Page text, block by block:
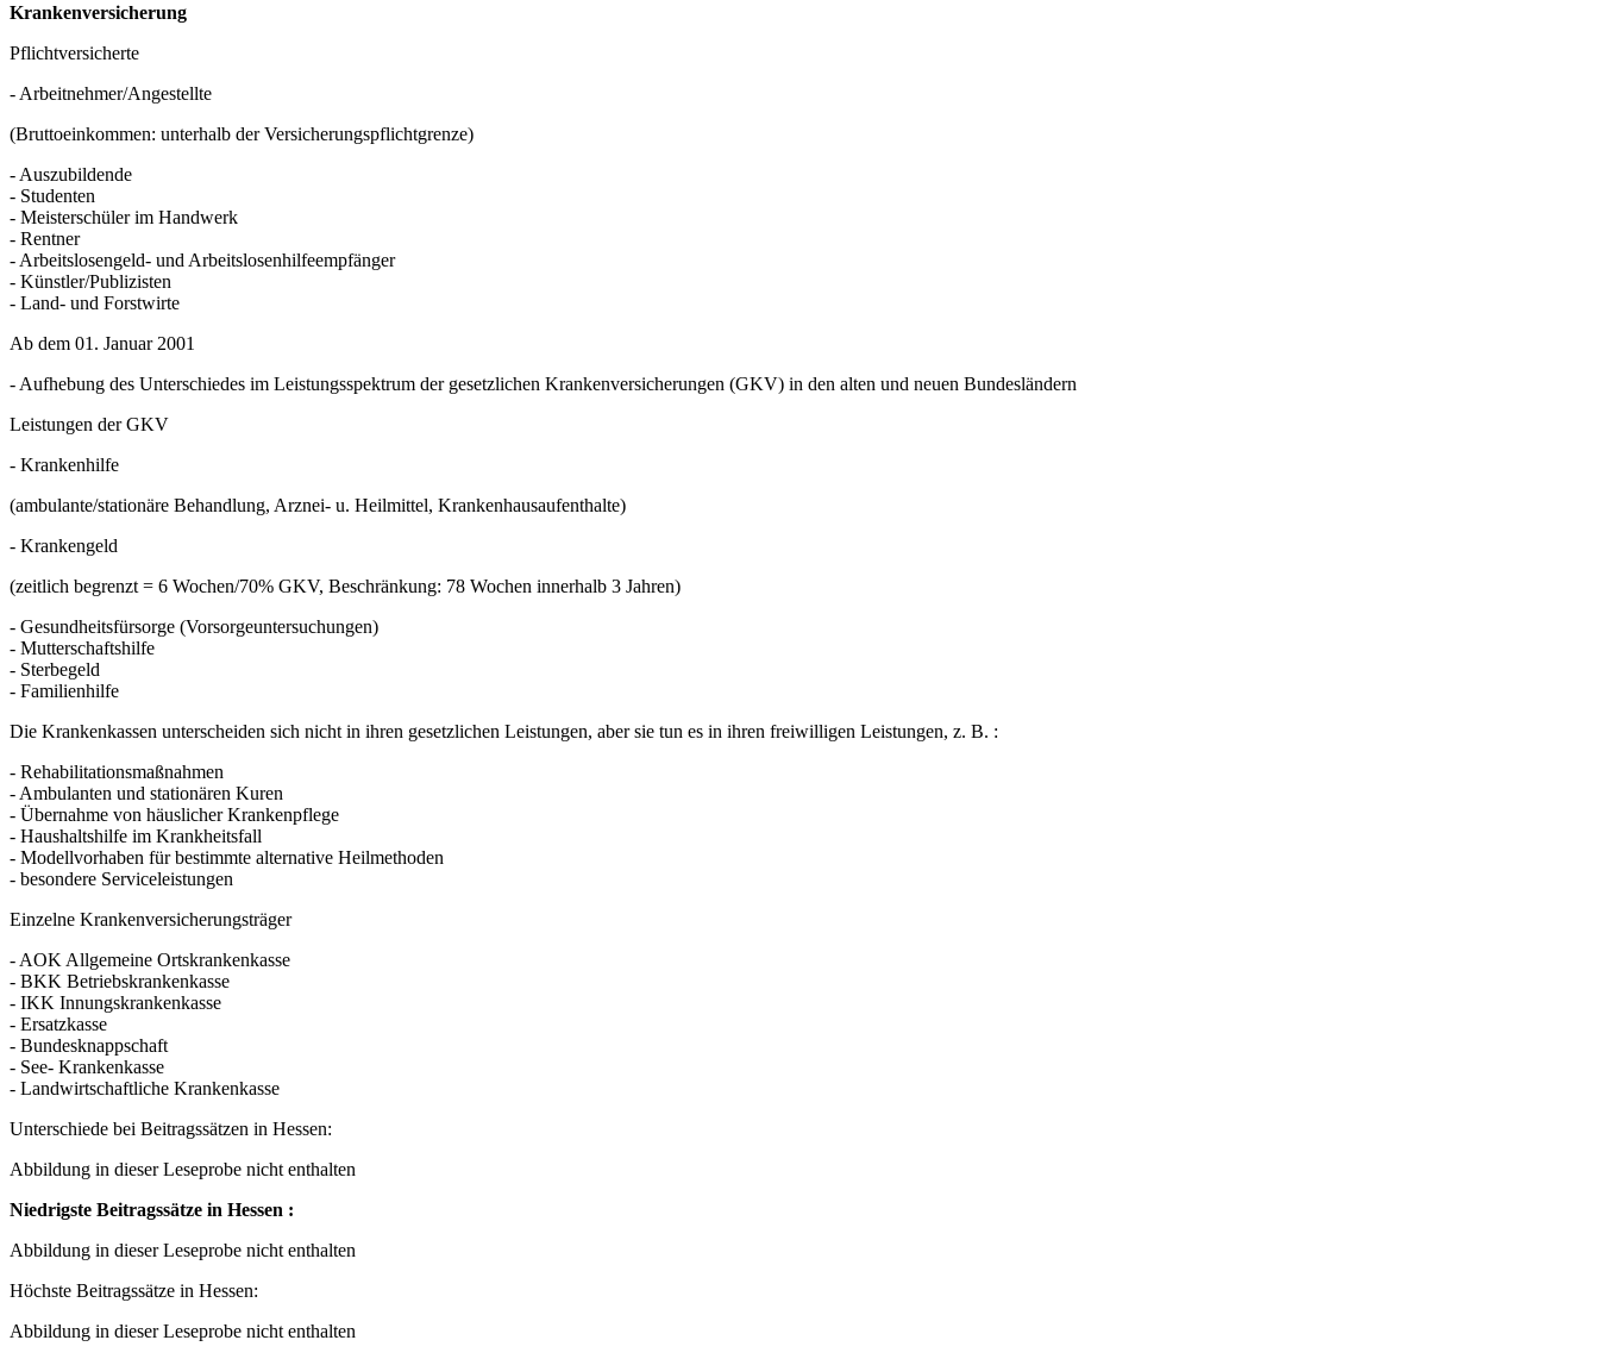
Krankenversicherung
Pflichtversicherte
- Arbeitnehmer/Angestellte
(Bruttoeinkommen: unterhalb der Versicherungspflichtgrenze)
- Auszubildende
- Studenten
- Meisterschüler im Handwerk
- Rentner
- Arbeitslosengeld- und Arbeitslosenhilfeempfänger
- Künstler/Publizisten
- Land- und Forstwirte
Ab dem 01. Januar 2001
- Aufhebung des Unterschiedes im Leistungsspektrum der gesetzlichen Krankenversicherungen (GKV) in den alten und neuen Bundesländern
Leistungen der GKV
- Krankenhilfe
(ambulante/stationäre Behandlung, Arznei- u. Heilmittel, Krankenhausaufenthalte)
- Krankengeld
(zeitlich begrenzt = 6 Wochen/70% GKV, Beschränkung: 78 Wochen innerhalb 3 Jahren)
- Gesundheitsfürsorge (Vorsorgeuntersuchungen)
- Mutterschaftshilfe
- Sterbegeld
- Familienhilfe
Die Krankenkassen unterscheiden sich nicht in ihren gesetzlichen Leistungen, aber sie tun es in ihren freiwilligen Leistungen, z. B. :
- Rehabilitationsmaßnahmen
- Ambulanten und stationären Kuren
- Übernahme von häuslicher Krankenpflege
- Haushaltshilfe im Krankheitsfall
- Modellvorhaben für bestimmte alternative Heilmethoden
- besondere Serviceleistungen
Einzelne Krankenversicherungsträger
- AOK Allgemeine Ortskrankenkasse
- BKK Betriebskrankenkasse
- IKK Innungskrankenkasse
- Ersatzkasse
- Bundesknappschaft
- See- Krankenkasse
- Landwirtschaftliche Krankenkasse
Unterschiede bei Beitragssätzen in Hessen:
Abbildung in dieser Leseprobe nicht enthalten
Niedrigste Beitragssätze in Hessen :
Abbildung in dieser Leseprobe nicht enthalten
Höchste Beitragssätze in Hessen:
Abbildung in dieser Leseprobe nicht enthalten